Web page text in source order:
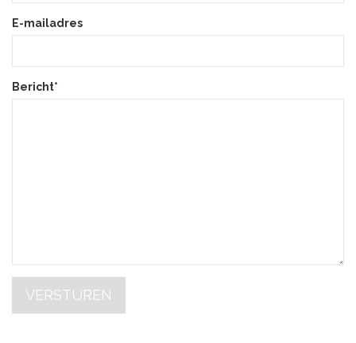
E-mailadres
Bericht*
VERSTUREN